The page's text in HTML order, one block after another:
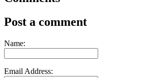
Post a comment
Name:
Email Address: